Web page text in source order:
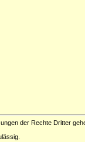
der Rechte Dritter